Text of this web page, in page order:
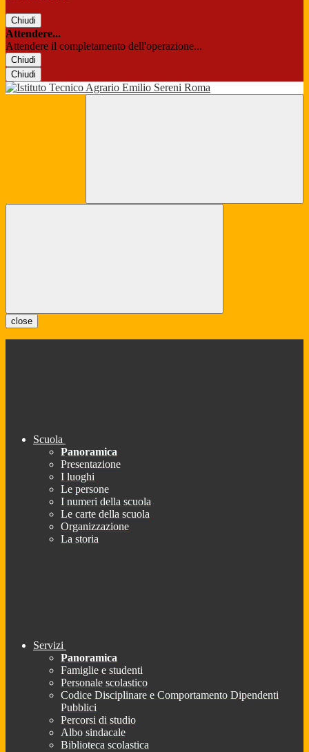
Chiudi
Attendere...
Attendere il completamento dell'operazione...
Chiudi
Chiudi
close
Scuola
Panoramica
Presentazione
I luoghi
Le persone
I numeri della scuola
Le carte della scuola
Organizzazione
La storia
Servizi
Panoramica
Famiglie e studenti
Personale scolastico
Codice Disciplinare e Comportamento Dipendenti
Pubblici
Percorsi di studio
Albo sindacale
Biblioteca scolastica